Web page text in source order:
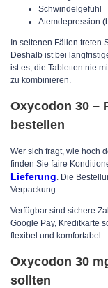
Schwindelgefühl
Atemdepression
In seltenen Fällen treten
Deshalb ist bei
ist es, die Tabletten nie
zu kombinieren.
Oxycodon 30 –
bestellen
Wer sich fragt, wie hoch
finden Sie faire
Lieferung . Die
Verpackung.
Verfügbar sind sichere
Google Pay, Kreditkarte
flexibel und komfortabel.
Oxycodon 30
sollten